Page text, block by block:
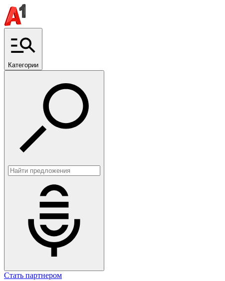
Категории
Стать партнером